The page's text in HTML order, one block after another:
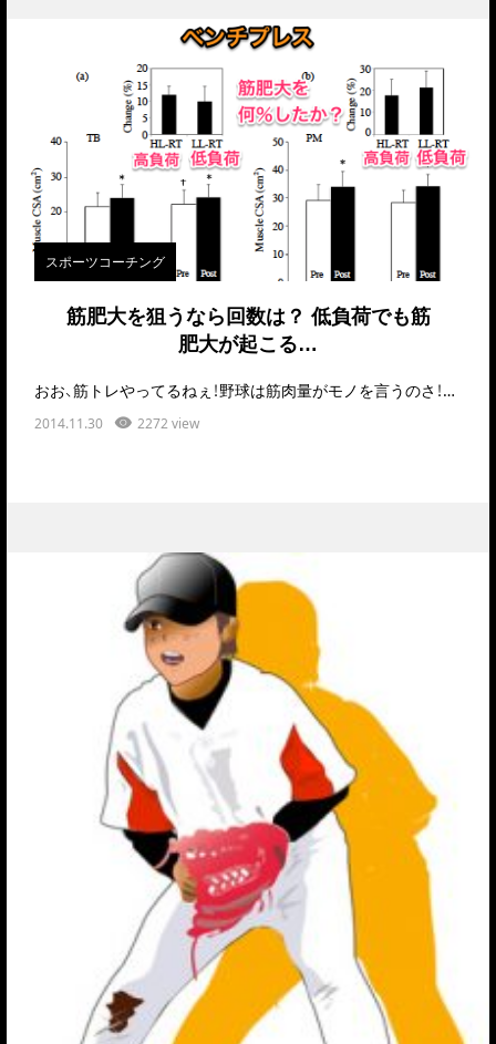
スポーツコーチング
筋肥大を狙うなら回数は？ 低負荷でも筋
肥大が起こる…
おお、筋トレやってるねぇ！野球は筋肉量がモノを言うのさ！どん…
2014.11.30 2272 view